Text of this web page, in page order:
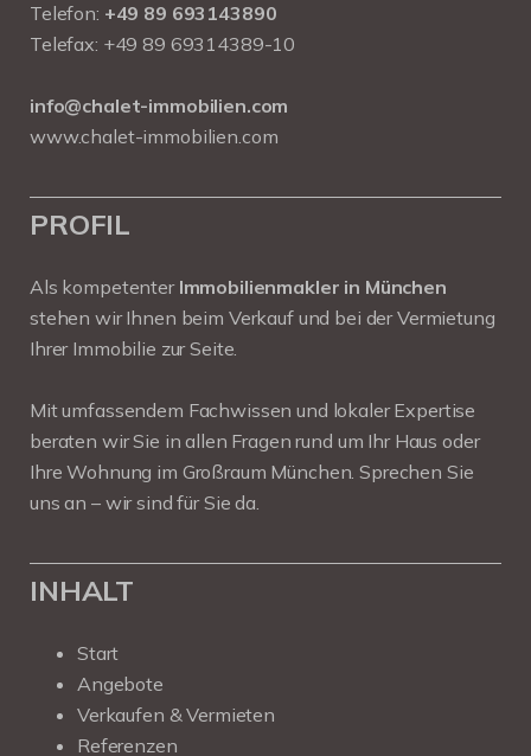
Telefon: +49 89 693143890
Telefax: +49 89 69314389-10
info@chalet-immobilien.com
www.chalet-immobilien.com
PROFIL
Als kompetenter Immobilienmakler in München
stehen wir Ihnen beim Verkauf und bei der Vermietung
Ihrer Immobilie zur Seite.
Mit umfassendem Fachwissen und lokaler Expertise
beraten wir Sie in allen Fragen rund um Ihr Haus oder
Ihre Wohnung im Großraum München. Sprechen Sie
uns an – wir sind für Sie da.
INHALT
Start
Angebote
Verkaufen & Vermieten
Referenzen